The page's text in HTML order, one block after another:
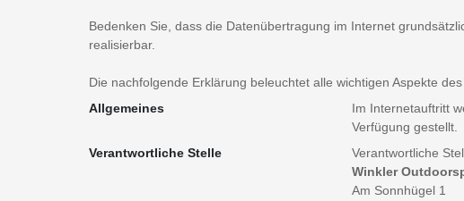
Bedenken Sie, dass die Datenübertragung im Internet
realisierbar.
Die nachfolgende Erklärung beleuchtet alle wichtigen Aspekte
Allgemeines
Im Internetauftritt
Verfügung gestellt.
Verantwortliche Stelle
Verantwortliche
Winkler
Am Sonnhügel 1